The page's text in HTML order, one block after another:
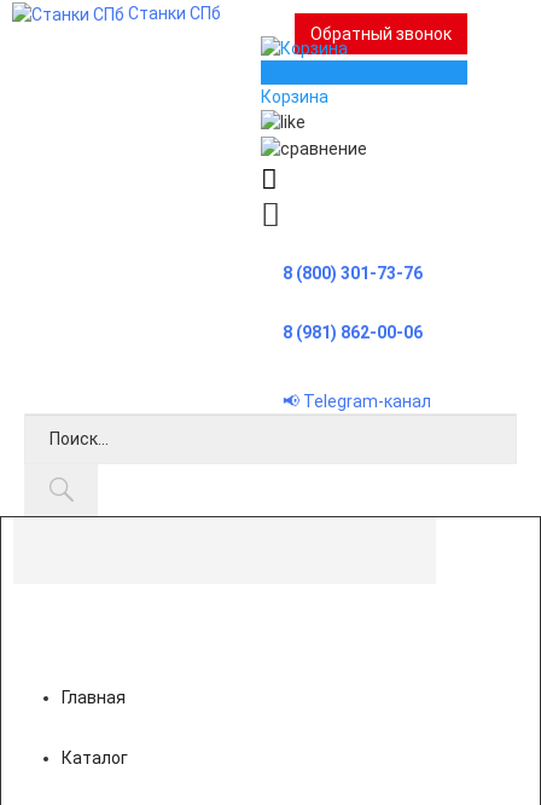
Станки СПб
Обратный звонок
Корзина
8 (800) 301-73-76
8 (981) 862-00-06
📢 Telegram-канал
Главная
Каталог